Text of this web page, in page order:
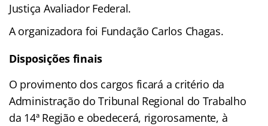
Justiça Avaliador Federal.
A organizadora foi Fundação Carlos Chagas.
Disposições finais
O provimento dos cargos ficará a critério da
Administração do Tribunal Regional do Trabalho
da 14ª Região e obedecerá, rigorosamente, à